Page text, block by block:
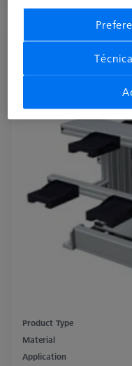
MSR dúplex X=700
Product Type
Material
Application